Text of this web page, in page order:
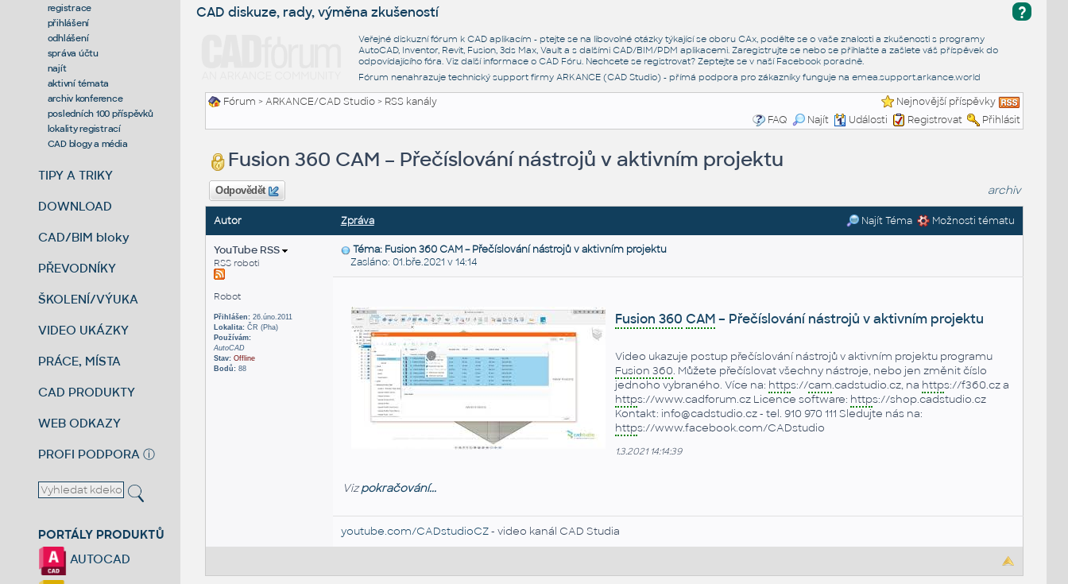
registrace
přihlášení
odhlášení
správa účtu
najít
aktivní témata
archiv konference
posledních 100 příspěvků
lokality registrací
CAD blogy a média
TIPY A TRIKY
DOWNLOAD
CAD/BIM bloky
PŘEVODNÍKY
ŠKOLENÍ/VÝUKA
VIDEO UKÁZKY
PRÁCE, MÍSTA
CAD PRODUKTY
WEB ODKAZY
PROFI PODPORA ⓘ
PORTÁLY PRODUKTŮ
AUTOCAD
?
CAD diskuze, rady, výměna zkušeností
Veřejné diskuzní fórum k CAD aplikacím - ptejte se na libovolné otázky týkající se oboru CAx, podělte se o vaše znalosti a zkušenosti s programy
AutoCAD, Inventor, Revit, Fusion, 3ds Max, Vault a s dalšími CAD/BIM/PDM aplikacemi. Zaregistrujte se nebo se přihlašte a zašlete váš příspěvek do
odpovídajícího fóra. Viz další informace o CAD Fóru. Nechcete se registrovat? Zeptejte se v naší Facebook poradně.
Fórum nenahrazuje technický support firmy ARKANCE (CAD Studio) - přímá podpora pro zákazníky funguje na emea.support.arkance.world
Fórum >ARKANCE/CAD Studio> RSS kanály
Nejnovější příspěvky
FAQ
Najít Události Registrovat Přihlásit
Fusion 360 CAM – Přečíslování nástrojů v aktivním projektu
Odpovědět archiv
Autor Zpráva Najít Téma Možnosti tématu
YouTube RSS
RSS roboti
Robot
Přihlášen:26.úno.2011
Lokalita:ČR (Pha)
Používám:
AutoCAD
Stav: Offline
Bodů:88
Téma: Fusion 360 CAM – Přečíslování nástrojů v aktivním projektu
Zasláno: 01.bře.2021 v 14:14
Fusion 360 CAM– Přečíslování nástrojů v aktivním projektu
Video ukazuje postup přečíslování nástrojů v aktivním projektu programu
Fusion 360. Můžete přečíslovat všechny nástroje, nebo jen změnit číslo
jednoho vybraného. Více na: https://cam.cadstudio.cz, na https://f360.cz a
https://www.cadforum.cz Licence software: https://shop.cadstudio.cz
Kontakt: info@cadstudio.cz - tel. 910 970 111 Sledujte nás na:
https://www.facebook.com/CADstudio
1.3.2021 14:14:39
Vizpokračování...
youtube.com/CADstudioCZ- video kanál CAD Studia